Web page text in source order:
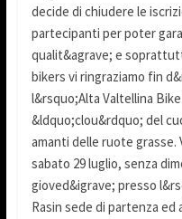
decide di chiudere le
partecipanti per poter
qualit&agrave; e
bikers vi ringraziamo fin
l&rsquo;Alta Valtellina
&ldquo;clou&rdquo; del
amanti delle ruote grasse.
sabato 29 luglio, senza
gioved&igrave; presso
Rasin sede di partenza